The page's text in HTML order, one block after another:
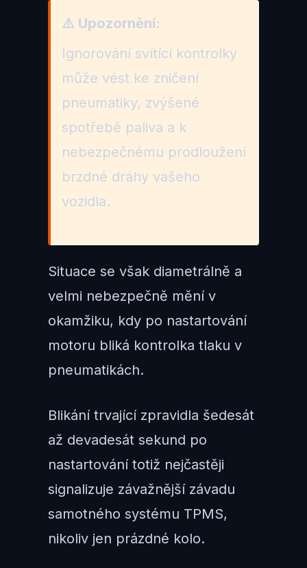
⚠️ Upozornění:
Ignorování svítící kontrolky
může vést ke zničení
pneumatiky, zvýšené
spotřebě paliva a k
nebezpečnému prodloužení
brzdné dráhy vašeho
vozidla.
Situace se však diametrálně a
velmi nebezpečně mění v
okamžiku, kdy po nastartování
motoru bliká kontrolka tlaku v
pneumatikách.
Blikání trvající zpravidla šedesát
až devadesát sekund po
nastartování totiž nejčastěji
signalizuje závažnější závadu
samotného systému TPMS,
nikoliv jen prázdné kolo.